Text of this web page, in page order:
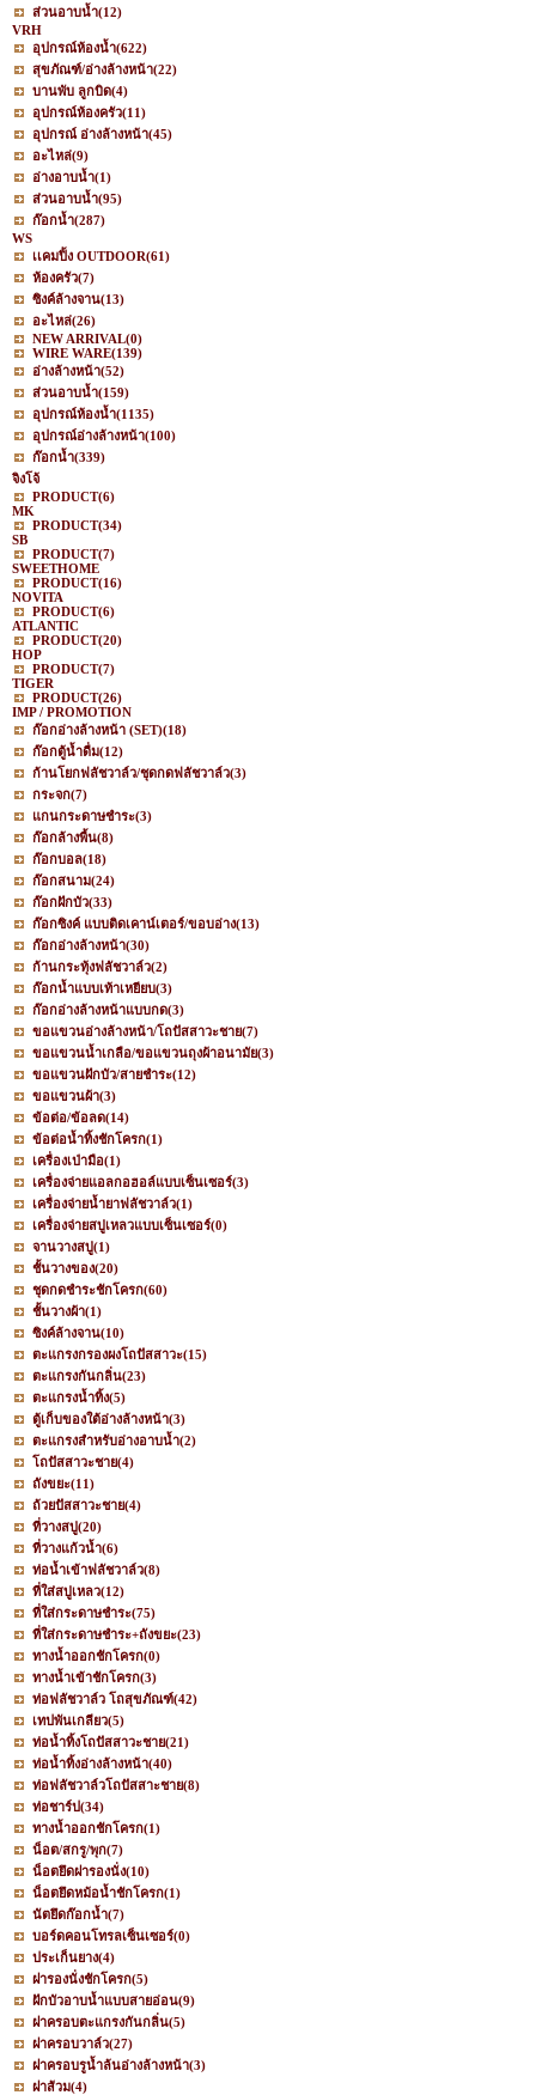
ส่วนอาบน้ำ(12)
VRH
อุปกรณ์ห้องน้ำ(622)
สุขภัณฑ์/อ่างล้างหน้า(22)
บานพับ ลูกบิด(4)
อุปกรณ์ห้องครัว(11)
อุปกรณ์ อ่างล้างหน้า(45)
อะไหล่(9)
อ่างอาบน้ำ(1)
ส่วนอาบน้ำ(95)
ก๊อกน้ำ(287)
WS
เเคมปิ้ง OUTDOOR(61)
ห้องครัว(7)
ซิงค์ล้างจาน(13)
อะไหล่(26)
NEW ARRIVAL(0)
WIRE WARE(139)
อ่างล้างหน้า(52)
ส่วนอาบน้ำ(159)
อุปกรณ์ห้องน้ำ(1135)
อุปกรณ์อ่างล้างหน้า(100)
ก๊อกน้ำ(339)
จิงโจ้
PRODUCT(6)
MK
PRODUCT(34)
SB
PRODUCT(7)
SWEETHOME
PRODUCT(16)
NOVITA
PRODUCT(6)
ATLANTIC
PRODUCT(20)
HOP
PRODUCT(7)
TIGER
PRODUCT(26)
IMP / PROMOTION
ก๊อกอ่างล้างหน้า (SET)(18)
ก๊อกตู้น้ำดื่ม(12)
ก้านโยกฟลัชวาล์ว/ชุดกดฟลัชวาล์ว(3)
กระจก(7)
แกนกระดาษชำระ(3)
ก๊อกล้างพื้น(8)
ก๊อกบอล(18)
ก๊อกสนาม(24)
ก๊อกฝักบัว(33)
ก๊อกซิงค์ แบบติดเคาน์เตอร์/ขอบอ่าง(13)
ก๊อกอ่างล้างหน้า(30)
ก้านกระทุ้งฟลัชวาล์ว(2)
ก๊อกน้ำแบบเท้าเหยียบ(3)
ก๊อกอ่างล้างหน้าแบบกด(3)
ขอแขวนอ่างล้างหน้า/โถปัสสาวะชาย(7)
ขอแขวนน้ำเกลือ/ขอแขวนถุงผ้าอนามัย(3)
ขอแขวนฝักบัว/สายชำระ(12)
ขอแขวนผ้า(3)
ข้อต่อ/ข้อลด(14)
ข้อต่อน้ำทิ้งชักโครก(1)
เครื่องเป่ามือ(1)
เครื่องจ่ายแอลกอฮอล์แบบเซ็นเซอร์(3)
เครื่องจ่ายน้ำยาฟลัชวาล์ว(1)
เครื่องจ่ายสบู่เหลวแบบเซ็นเซอร์(0)
จานวางสบู่(1)
ชั้นวางของ(20)
ชุดกดชำระชักโครก(60)
ชั้นวางผ้า(1)
ซิงค์ล้างจาน(10)
ตะแกรงกรองผงโถปัสสาวะ(15)
ตะแกรงกันกลิ่น(23)
ตะแกรงน้ำทิ้ง(5)
ตู้เก็บของใต้อ่างล้างหน้า(3)
ตะแกรงสำหรับอ่างอาบน้ำ(2)
โถปัสสาวะชาย(4)
ถังขยะ(11)
ถ้วยปัสสาวะชาย(4)
ที่วางสบู่(20)
ที่วางแก้วน้ำ(6)
ท่อน้ำเข้าฟลัชวาล์ว(8)
ที่ใส่สบู่เหลว(12)
ที่ใส่กระดาษชำระ(75)
ที่ใส่กระดาษชำระ+ถังขยะ(23)
ทางน้ำออกชักโครก(0)
ทางน้ำเข้าชักโครก(3)
ท่อฟลัชวาล์ว โถสุขภัณฑ์(42)
เทปพันเกลียว(5)
ท่อน้ำทิ้งโถปัสสาวะชาย(21)
ท่อน้ำทิ้งอ่างล้างหน้า(40)
ท่อฟลัชวาล์วโถปัสสาะชาย(8)
ท่อชาร์ป(34)
ทางน้ำออกชักโครก(1)
น็อต/สกรู/พุก(7)
น็อตยึดฝารองนั่ง(10)
น็อตยึดหม้อน้ำชักโครก(1)
นัตยึดก๊อกน้ำ(7)
บอร์ดคอนโทรลเซ็นเซอร์(0)
ประเก็นยาง(4)
ฝารองนั่งชักโครก(5)
ฝักบัวอาบน้ำแบบสายอ่อน(9)
ฝาครอบตะแกรงกันกลิ่น(5)
ฝาครอบวาล์ว(27)
ฝาครอบรูน้ำล้นอ่างล้างหน้า(3)
ฝาส้วม(4)